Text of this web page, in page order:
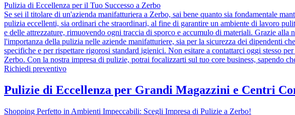
Pulizia di Eccellenza per il Tuo Successo a Zerbo
Se sei il titolare di un'azienda manifatturiera a Zerbo, sai bene quanto sia fondamentale
pulizia eccellenti, sia ordinari che straordinari, al fine di garantire un ambiente di lavoro
e delle attrezzature, rimuovendo ogni traccia di sporco e accumulo di materiali. Grazie
l'importanza della pulizia nelle aziende manifatturiere, sia per la sicurezza dei dipendenti
specifiche e per rispettare rigorosi standard igienici. Non esitare a contattarci oggi stesso
Zerbo. Con la nostra impresa di pulizie, potrai focalizzarti sul tuo core business, sapendo
Richiedi preventivo
Pulizie di Eccellenza per Grandi Magazzini e Centri
Shopping Perfetto in Ambienti Impeccabili: Scegli Impresa di Pulizie a Zerbo!